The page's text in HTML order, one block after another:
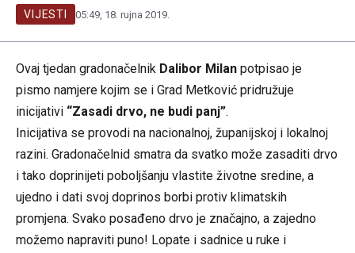
VIJESTI 05:49, 18. rujna 2019.
Ovaj tjedan gradonačelnik Dalibor Milan potpisao je
pismo namjere kojim se i Grad Metković pridružuje
inicijativi “Zasadi drvo, ne budi panj”.
Inicijativa se provodi na nacionalnoj, županijskoj i lokalnoj
razini. Gradonačelnid smatra da svatko može zasaditi drvo
i tako doprinijeti poboljšanju vlastite životne sredine, a
ujedno i dati svoj doprinos borbi protiv klimatskih
promjena. Svako posađeno drvo je značajno, a zajedno
možemo napraviti puno! Lopate i sadnice u ruke i